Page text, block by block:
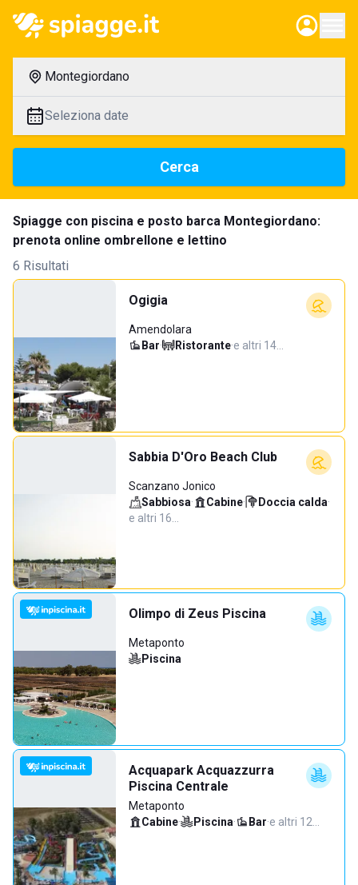
Montegiordano
Seleziona date
Cerca
Spiagge con piscina e posto barca Montegiordano:
prenota online ombrellone e lettino
6 Risultati
Ogigia
Amendolara
Bar· Ristorante·e altri 14…
Sabbia D'Oro Beach Club
Scanzano Jonico
Sabbiosa· Cabine· Doccia calda·
e altri 16…
Olimpo di Zeus Piscina
Metaponto
Piscina
Acquapark Acquazzurra
Piscina Centrale
Metaponto
Cabine· Piscina· Bar·e altri 12…